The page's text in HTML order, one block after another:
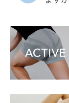
人、
めです